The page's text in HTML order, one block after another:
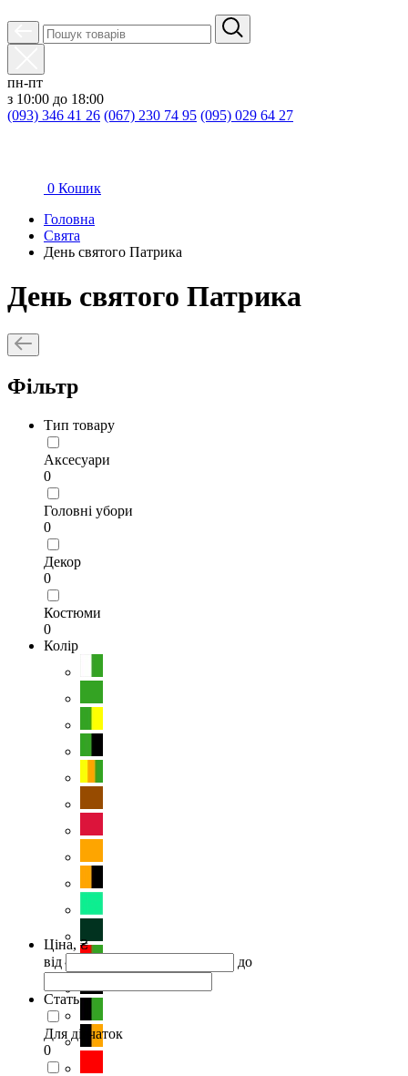
пн-пт
з 10:00 до 18:00
(093) 346 41 26 (067) 230 74 95 (095) 029 64 27
0 Кошик
Головна
Свята
День святого Патрика
День святого Патрика
Фільтр
Тип товару
Аксесуари
0
Головні убори
0
Декор
0
Костюми
0
Колір
Ціна, ₴
від
до
Стать
Для дівчаток
0